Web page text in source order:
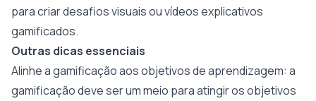
para criar desafios visuais ou vídeos explicativos
gamificados.
Outras dicas essenciais
Alinhe a gamificação aos objetivos de aprendizagem: a
gamificação deve ser um meio para atingir os objetivos